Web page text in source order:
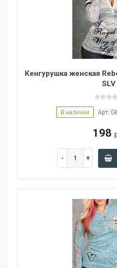
Кенгурушка женская
SLV
В наличии Арт:
198